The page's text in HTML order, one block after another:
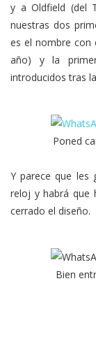
y a Oldfield (del
nuestras dos
es el nombre con
año) y la
introducidos tras
Poned
Y parece que les
reloj y habrá que
cerrado el diseño.
Bien